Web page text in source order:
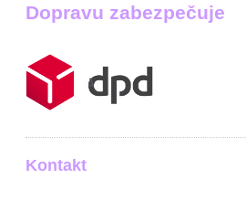
Dopravu zabezpečuje
Kontakt